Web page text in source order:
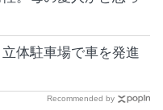
体駐車場で車を発進
Recommended by